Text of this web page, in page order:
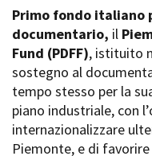
Partner
Rete regionale
Bilancio sociale
Amministrazione
trasparente
Bandi e gare
Sostenibilità ambientale
Primo fondo italiano
documentario, il
Fund (PDFF), istituito
sostegno al
tempo stesso per la
piano industriale, con
internazionalizzare
Piemonte, e di